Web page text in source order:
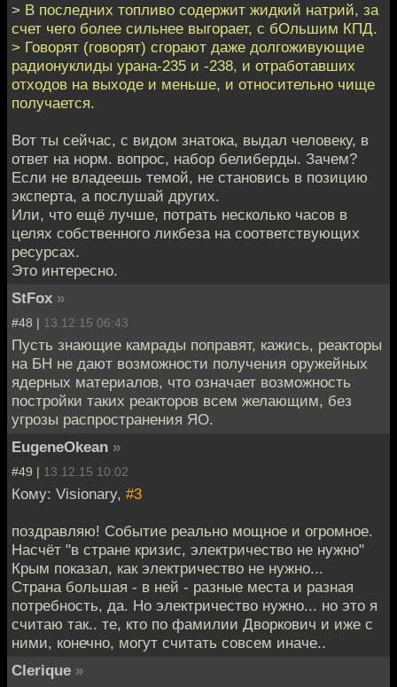
> В последних топливо содержит жидкий натрий, за
счет чего более сильнее выгорает, с бОльшим КПД.
> Говорят (говорят) сгорают даже долгоживующие
радионуклиды урана-235 и -238, и отработавших
отходов на выходе и меньше, и относительно чище
получается.
Вот ты сейчас, с видом знатока, выдал человеку, в
ответ на норм. вопрос, набор белиберды. Зачем?
Если не владеешь темой, не становись в позицию
эксперта, а послушай других.
Или, что ещё лучше, потрать несколько часов в
целях собственного ликбеза на соответствующих
ресурсах.
Это интересно.
StFox »
#48 | 13.12.15 06:43
Пусть знающие камрады поправят, кажись, реакторы
на БН не дают возможности получения оружейных
ядерных материалов, что означает возможность
постройки таких реакторов всем желающим, без
угрозы распространения ЯО.
EugeneOkean »
#49 | 13.12.15 10:02
Кому: Visionary, #3
поздравляю! Событие реально мощное и огромное.
Насчёт "в стране кризис, электричество не нужно"
Крым показал, как электричество не нужно...
Страна большая - в ней - разные места и разная
потребность, да. Но электричество нужно... но это я
считаю так.. те, кто по фамилии Дворкович и иже с
ними, конечно, могут считать совсем иначе..
Clerique »